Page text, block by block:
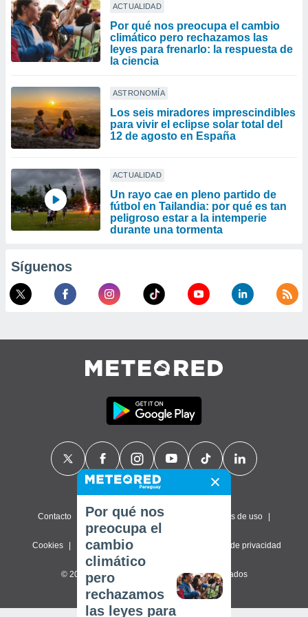
ACTUALIDAD
Por qué nos preocupa el cambio
climático pero rechazamos las
leyes para frenarlo: la respuesta de
la ciencia
ASTRONOMÍA
Los seis miradores imprescindibles
para vivir el eclipse solar total del
12 de agosto en España
ACTUALIDAD
Un rayo cae en pleno partido de
fútbol en Tailandia: por qué es tan
peligroso estar a la intemperie
durante una tormenta
Síguenos
Contacto Sobre nosotros Términos de uso
Cookies Política de privacidad Configuración de privacidad
© 2026 Meteored. Todos los derechos reservados
Por qué nos
preocupa el
cambio
climático
pero
rechazamos
las leyes para